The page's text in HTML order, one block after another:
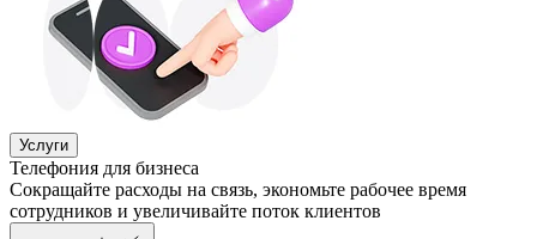
Услуги
Телефония для бизнеса
Cокращайте расходы на связь, экономьте рабочее время
сотрудников и увеличивайте поток клиентов